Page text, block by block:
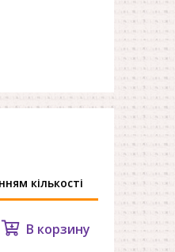
кількості
В корзину